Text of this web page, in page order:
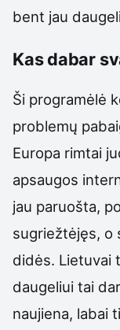
bent jau
Kas dabar
Ši programėlė
problemų
Europa rimtai
apsaugos
jau paruošta,
sugriežtėjęs, o
didės. Lietuvai
daugeliui tai
naujiena, labai